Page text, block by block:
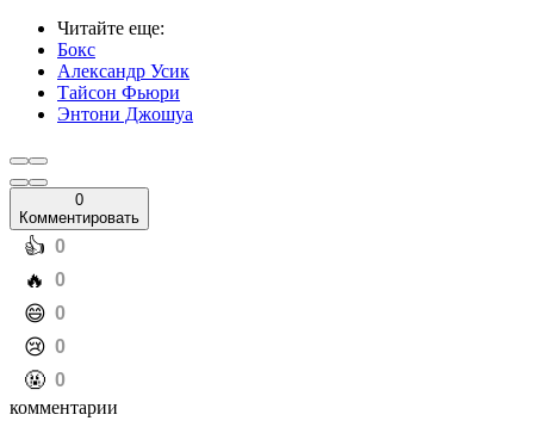
Читайте еще:
Бокс
Александр Усик
Тайсон Фьюри
Энтони Джошуа
0
Комментировать
️👍 0
️🔥 0
️😄 0
️😢 0
️🤬 0
комментарии